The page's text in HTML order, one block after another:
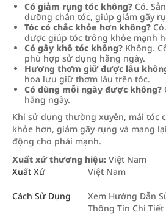
Có giảm rụng tóc không? Có.
dưỡng chân tóc, giúp giảm gãy
Tóc có chắc khỏe hơn không?
dược giúp tóc trông khỏe mạnh
Có gây khô tóc không? Không.
phù hợp sử dụng hằng ngày.
Hương thơm giữ được lâu
hoa lưu giữ thơm lâu trên tóc.
Có dùng mỗi ngày được không?
hằng ngày.
Khi sử dụng thường xuyên, mái tóc
khỏe hơn, giảm gãy rụng và mang
động cho phái mạnh.
Xuất xứ thương hiệu: Việt Nam
Xuất Xứ
Việt Nam
Cách Sử Dụng
Xem Hướng Dẫn
Thông Tin Chi Tiết